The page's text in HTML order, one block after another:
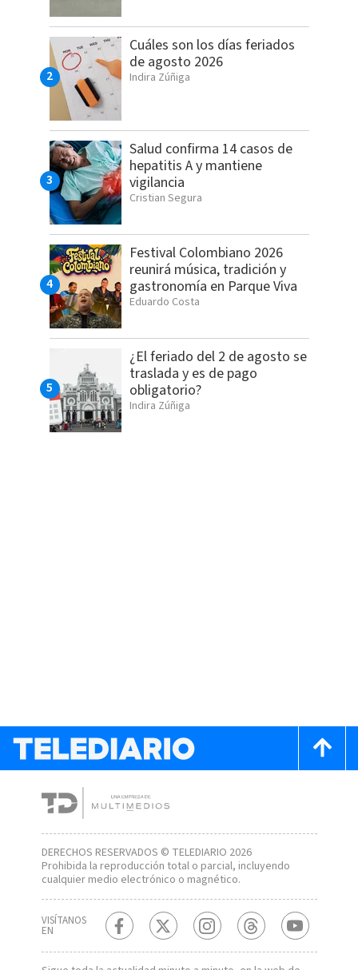
Cuáles son los días feriados
de agosto 2026
Indira Zúñiga
Salud confirma 14 casos de
hepatitis A y mantiene
vigilancia
Cristian Segura
Festival Colombiano 2026
reunirá música, tradición y
gastronomía en Parque Viva
Eduardo Costa
¿El feriado del 2 de agosto se
traslada y es de pago
obligatorio?
Indira Zúñiga
DERECHOS RESERVADOS © TELEDIARIO 2026
Prohibida la reproducción total o parcial, incluyendo
cualquier medio electrónico o magnético.
VISÍTANOS
EN